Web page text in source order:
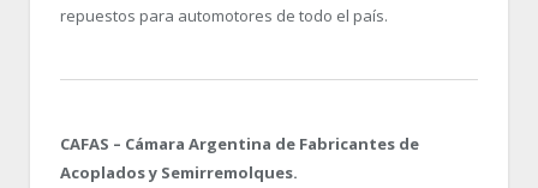
repuestos para automotores de todo el país.
CAFAS – Cámara Argentina de Fabricantes de
Acoplados y Semirremolques.